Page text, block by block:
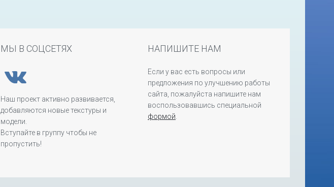
МЫ В СОЦСЕТЯХ
Наш проект активно развивается,
добавляются новые текстуры и
модели.
Вступайте в группу чтобы не
пропустить!
НАПИШИТЕ НАМ
Если у вас есть вопросы или
предложения по улучшению работы
сайта, пожалуйста напишите нам
воспользовавшись специальной
формой